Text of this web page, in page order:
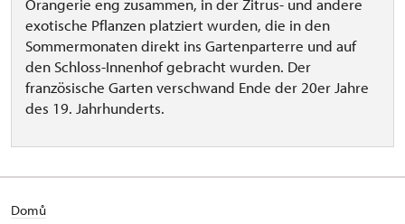
Orangerie eng zusammen, in der Zitrus- und andere
exotische Pflanzen platziert wurden, die in den
Sommermonaten direkt ins Gartenparterre und auf
den Schloss-Innenhof gebracht wurden. Der
französische Garten verschwand Ende der 20er Jahre
des 19. Jahrhunderts.
Domů